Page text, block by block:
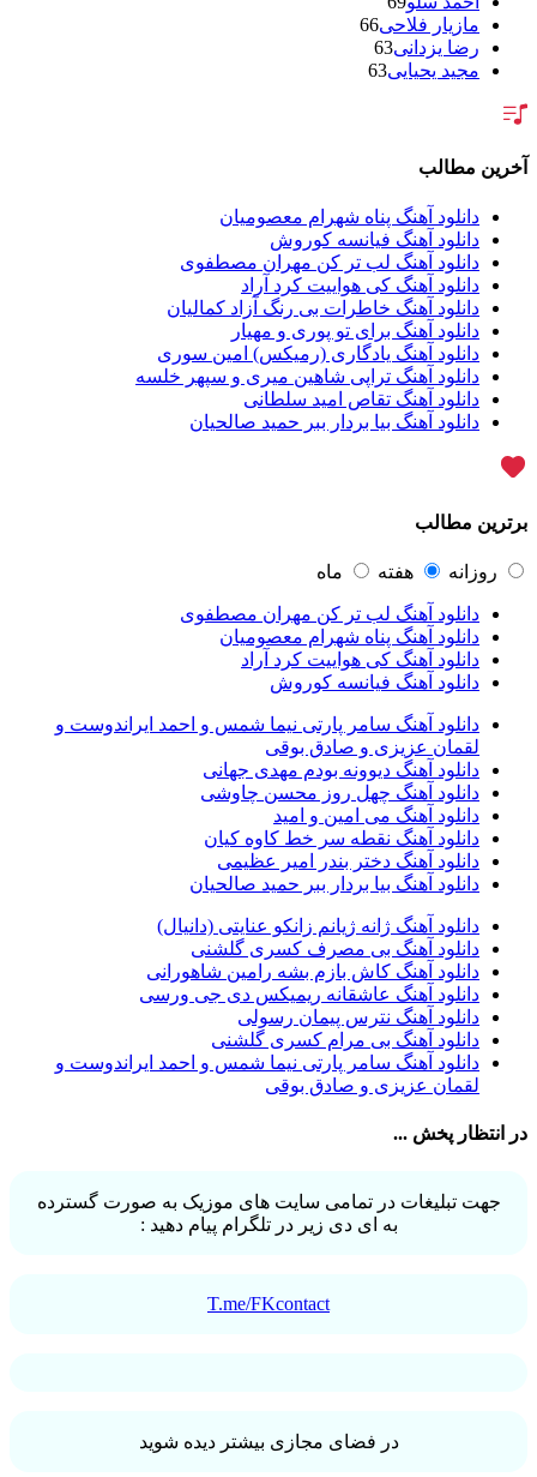
مازیار فلاحی66
رضا یزدانی63
مجید یحیایی63
فریدون آسرایی
محسن ابراهیم زاده
سامان جلیلی54
حجت اشرف زاده54
پازل بند54
بهنام علمشاهی54
امید جهان52
علی عبدالمالکی50
احسان خواجه امیری50
محمد علیزاده50
محسن یاحقی46
علیرضا قربانی45
ماکان بند45
عماد طالب زاده
مسعود صادقلو42
مهدی جهانی39
احمد سعیدی39
امین فیاض39
حامد همایون38
بهنام صفوی
شادمهر عقیلی37
پیوند36
راغب36
رضا شیری36
علی زند وکیلی35
علی عباسی33
علی زارعی33
علی ارشدی33
سینا شعبانخانی
سیامک عباسی32
حمید هیراد32
شهرام شکوهی32
امین رستمی31
احمد صفایی31
یاسر محمودی31
امو بند31
حجت درولی31
رضایا31
آخرین مطالب
دانلود آهنگ پناه شهرام معصومیان
دانلود آهنگ فیانسه کوروش
دانلود آهنگ لب تر کن مهران مصطفوی
دانلود آهنگ کی هواییت کرد آراد
دانلود آهنگ خاطرات بی رنگ آزاد کمالیان
دانلود آهنگ برای تو پوری و مهیار
دانلود آهنگ یادگاری (رمیکس) امین سوری
دانلود آهنگ تراپی شاهین میری و سپهر خلسه
دانلود آهنگ تقاص امید سلطانی
دانلود آهنگ بیا بردار ببر حمید صالحیان
برترین مطالب
روزانه هفته ماه
دانلود آهنگ لب تر کن مهران مصطفوی
دانلود آهنگ پناه شهرام معصومیان
دانلود آهنگ کی هواییت کرد آراد
دانلود آهنگ فیانسه کوروش
دانلود آهنگ سامر پارتی نیما شمس و احمد ایراندوست و
لقمان عزیزی و صادق بوقی
دانلود آهنگ دیوونه بودم مهدی جهانی
دانلود آهنگ چهل روز محسن چاوشی
دانلود آهنگ می امین و امید
دانلود آهنگ نقطه سر خط کاوه کیان
دانلود آهنگ دختر بندر امیر عظیمی
دانلود آهنگ بیا بردار ببر حمید صالحیان
دانلود آهنگ ژانه ژیانم زانکو عنایتی (دانیال)
دانلود آهنگ بی مصرف کسری گلشنی
دانلود آهنگ کاش بازم بشه رامین شاهورانی
دانلود آهنگ عاشقانه ریمیکس دی جی ورسی
دانلود آهنگ نترس پیمان رسولی
دانلود آهنگ بی مرام کسری گلشنی
دانلود آهنگ سامر پارتی نیما شمس و احمد ایراندوست و
لقمان عزیزی و صادق بوقی
در انتظار پخش ...
جهت تبلیغات در تمامی سایت های موزیک به صورت گسترده
به ای دی زیر در تلگرام پیام دهید :
T.me/FKcontact
در فضای مجازی بیشتر دیده شوید